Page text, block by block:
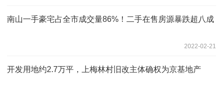
南山一手豪宅占全市成交量86%​！二手在售房源暴跌超八成
2022-02-21
开发用地约2.7万平，上梅林村旧改主体确权为京基地产